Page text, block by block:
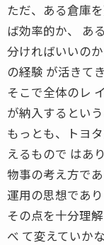
ただ、ある倉庫
ば効率的か、 あ
分ければいいの
の経験 が活きてき
そこで全体のレ
が納入するとい
もっとも、トヨ
えるもので はあ
物事の考え方で
運用の思想であり
その点を十分理
べ て変えていか